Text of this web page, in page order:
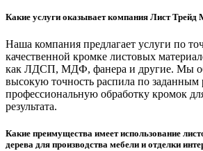
Какие услуги оказывает компания Лист Трейд
Наша компания предлагает услуги по
качественной кромке листовых
как ЛДСП, МДФ, фанера и другие. Мы
высокую точность распила по заданным
профессиональную обработку кромок
результата.
Какие преимущества имеет использование
дерева для производства мебели и отделки